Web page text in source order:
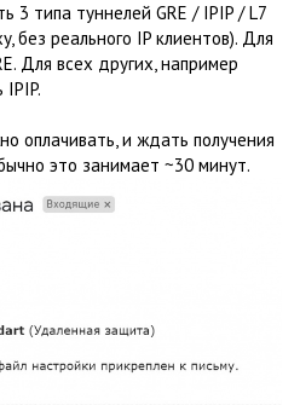
3 типа туннелей GRE / IPIP / L7
без реального IP клиентов). Для
Для всех других, например
оплачивать, и ждать получения
это занимает ~30 минут.